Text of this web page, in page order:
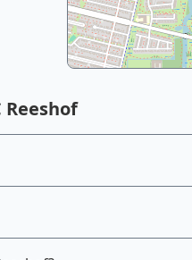
Reeshof